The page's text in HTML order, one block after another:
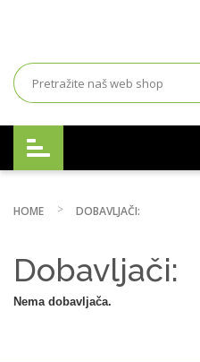
HOME DOBAVLJAČI:
Dobavljači:
Nema dobavljača.